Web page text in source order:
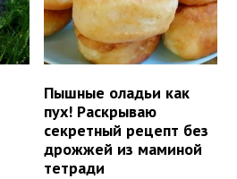
Пышные оладьи как
пух! Раскрываю
секретный рецепт без
дрожжей из маминой
тетради